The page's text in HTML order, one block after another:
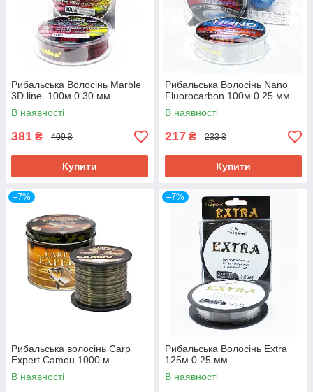
1.
Оформлення замовлення
Серед усієї різноманітності товарів, які представлені
замовлення на сайті або по телефону.
2.
Підтвердження покупки
Наш менеджер у процесі обробки замовлення
перевірить наявність товару та зв'яжеться з вами для
уточнення даних для відправки.
3.
Оплата
Рибальська Волосінь Marble
3D line. 100м 0.30 мм
В наявності
381 ₴ 409 ₴
Купити
Рибальська Волосінь Nano
Fluorocarbon 100м 0.25 мм
В наявності
217 ₴ 233 ₴
Купити
–7%
Рибальська волосінь Carp
Expert Camou 1000 м
В наявності
–7%
Рибальська Волосінь Extra
125м 0.25 мм
В наявності